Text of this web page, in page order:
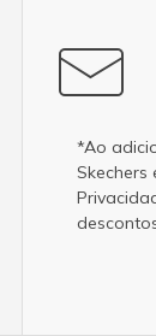
*Ao